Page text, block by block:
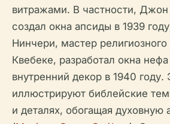
витражами. В частности,
создал окна апсиды в 1939
Нинчери, мастер религиозного
Квебеке, разработал окна
внутренний декор в 1940 году.
иллюстрируют библейские
и деталях, обогащая духовную